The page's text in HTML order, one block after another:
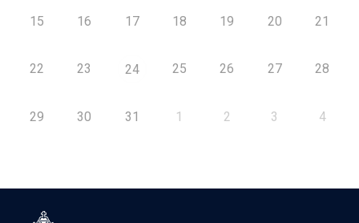
15 16 17 18 19 20 21
22 23 24 25 26 27 28
29 30 31 1 2 3 4